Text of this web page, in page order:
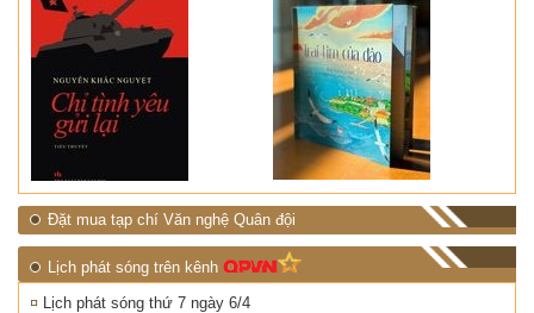
Đặt mua tạp chí Văn nghệ Quân đội
Lịch phát sóng trên kênh
Lịch phát sóng thứ 7 ngày 6/4